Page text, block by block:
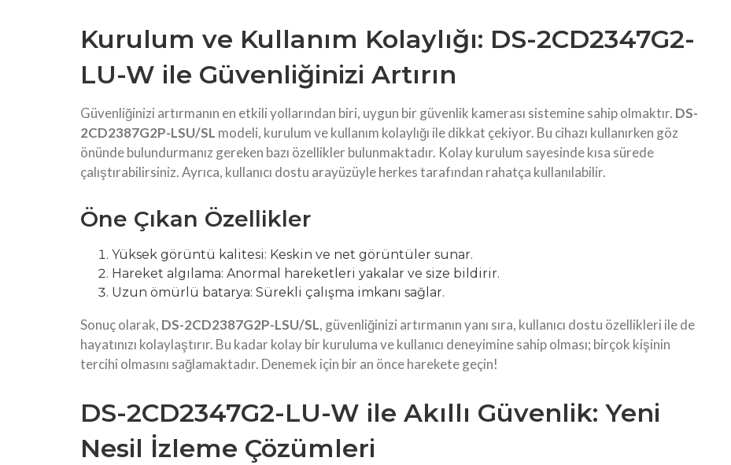
Kurulum ve Kullanım Kolaylığı: DS-2CD2347G2-
LU-W ile Güvenliğinizi Artırın
Güvenliğinizi artırmanın en etkili yollarından biri, uygun bir güvenlik kamerası sistemine sahip olmaktır. DS-
2CD2387G2P-LSU/SL modeli, kurulum ve kullanım kolaylığı ile dikkat çekiyor. Bu cihazı kullanırken göz
önünde bulundurmanız gereken bazı özellikler bulunmaktadır. Kolay kurulum sayesinde kısa sürede
çalıştırabilirsiniz. Ayrıca, kullanıcı dostu arayüzüyle herkes tarafından rahatça kullanılabilir.
Öne Çıkan Özellikler
Yüksek görüntü kalitesi: Keskin ve net görüntüler sunar.
Hareket algılama: Anormal hareketleri yakalar ve size bildirir.
Uzun ömürlü batarya: Sürekli çalışma imkanı sağlar.
Sonuç olarak, DS-2CD2387G2P-LSU/SL, güvenliğinizi artırmanın yanı sıra, kullanıcı dostu özellikleri ile de
hayatınızı kolaylaştırır. Bu kadar kolay bir kuruluma ve kullanıcı deneyimine sahip olması; birçok kişinin
tercihi olmasını sağlamaktadır. Denemek için bir an önce harekete geçin!
DS-2CD2347G2-LU-W ile Akıllı Güvenlik: Yeni
Nesil İzleme Çözümleri